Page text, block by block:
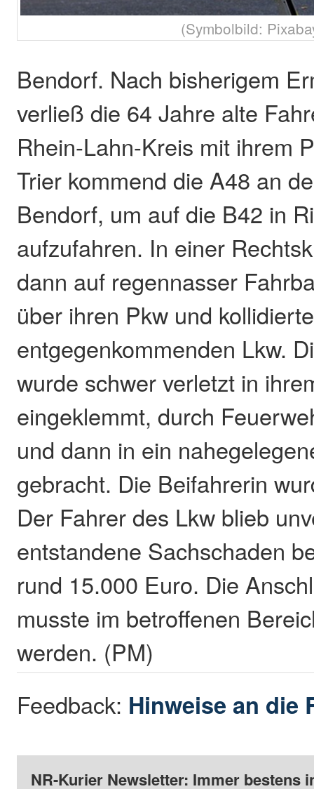
(Symbolbild:
Bendorf. Nach bisherigem
verließ die 64 Jahre alte
Rhein-Lahn-Kreis mit ihrem
Trier kommend die A48 an
Bendorf, um auf die B42 in
aufzufahren. In einer
dann auf regennasser
über ihren Pkw und
entgegenkommenden Lkw.
wurde schwer verletzt in
eingeklemmt, durch
und dann in ein
gebracht. Die Beifahrerin
Der Fahrer des Lkw blieb
entstandene Sachschaden
rund 15.000 Euro. Die
musste im betroffenen
werden. (PM)
Feedback: Hinweise an die
NR-Kurier Newsletter: Immer bestens